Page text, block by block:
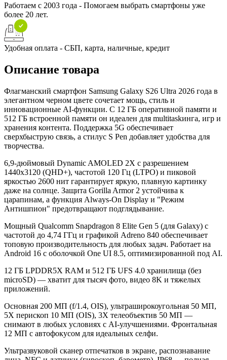
Работаем с 2003 года - Помогаем выбрать смартфоны уже
более 20 лет.
Удобная оплата - СБП, карта, наличные, кредит
Описание товара
Флагманский смартфон Samsung Galaxy S26 Ultra 2026 года в
элегантном черном цвете сочетает мощь, стиль и
инновационные AI-функции. С 12 ГБ оперативной памяти и
512 ГБ встроенной памяти он идеален для multitaskинга, игр и
хранения контента. Поддержка 5G обеспечивает
сверхбыструю связь, а стилус S Pen добавляет удобства для
творчества.
6,9-дюймовый Dynamic AMOLED 2X с разрешением
1440x3120 (QHD+), частотой 120 Гц (LTPO) и пиковой
яркостью 2600 нит гарантирует яркую, плавную картинку
даже на солнце. Защита Gorilla Armor 2 устойчива к
царапинам, а функция Always-On Display и "Режим
Антишпион" предотвращают подглядывание.
Мощный Qualcomm Snapdragon 8 Elite Gen 5 (для Galaxy) с
частотой до 4,74 ГГц и графикой Adreno 840 обеспечивает
топовую производительность для любых задач. Работает на
Android 16 с оболочкой One UI 8.5, оптимизированной под AI.​
12 ГБ LPDDR5X RAM и 512 ГБ UFS 4.0 хранилища (без
microSD) — хватит для тысяч фото, видео 8K и тяжелых
приложений.
Основная 200 МП (f/1.4, OIS), ультраширокоугольная 50 МП,
5X перископ 10 МП (OIS), 3X телеобъектив 50 МП —
снимают в любых условиях с AI-улучшениями. Фронтальная
12 МП с автофокусом для идеальных селфи.​
Ультразвуковой сканер отпечатков в экране, распознавание